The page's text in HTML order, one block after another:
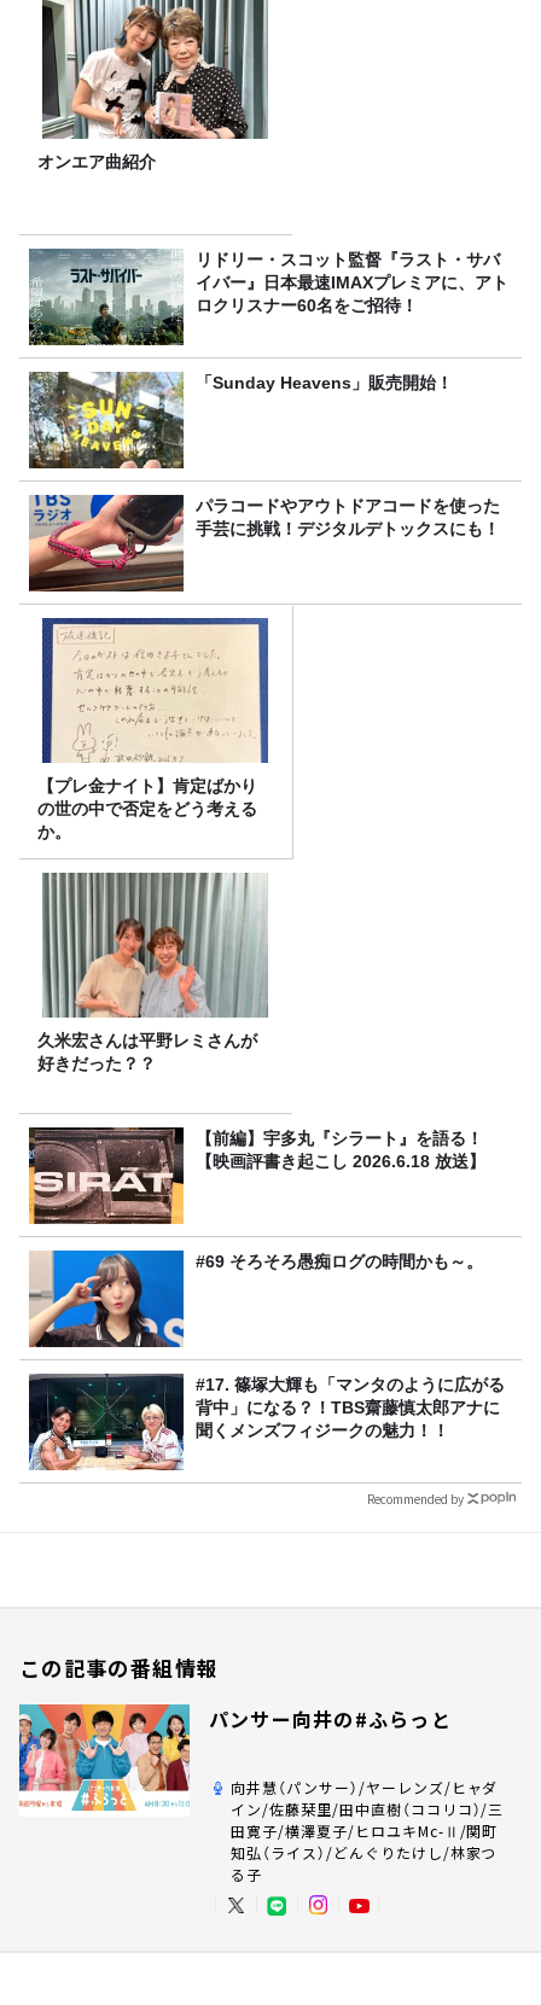
オンエア曲紹介
リドリー・スコット監督『ラスト・サバ
イバー』日本最速IMAXプレミアに、アト
ロクリスナー60名をご招待！
「Sunday Heavens」販売開始！
パラコードやアウトドアコードを使った
手芸に挑戦！デジタルデトックスにも！
【プレ金ナイト】肯定ばかり
の世の中で否定をどう考える
か。
久米宏さんは平野レミさんが
好きだった？？
【前編】宇多丸『シラート』を語る！
【映画評書き起こし 2026.6.18 放送】
#69 そろそろ愚痴ログの時間かも～。
#17. 篠塚大輝も「マンタのように広がる
背中」になる？！TBS齋藤慎太郎アナに
聞くメンズフィジークの魅力！！
Recommended by
この記事の番組情報
パンサー向井の#ふらっと
向井慧（パンサー）/ヤーレンズ/ヒャダ
イン/佐藤栞里/田中直樹（ココリコ）/三
田寛子/横澤夏子/ヒロユキMc-Ⅱ/関町
知弘（ライス）/どんぐりたけし/林家つ
る子